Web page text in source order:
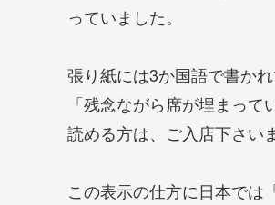
っていました。
張り紙には3か国語で書か
「残念ながら席が埋まっ
読める方は、ご入店下さい
この表示の仕方に日本では